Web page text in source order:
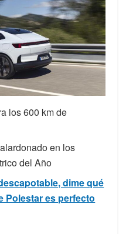
los 600 km de
en los
del Año
dime qué
Polestar es perfecto